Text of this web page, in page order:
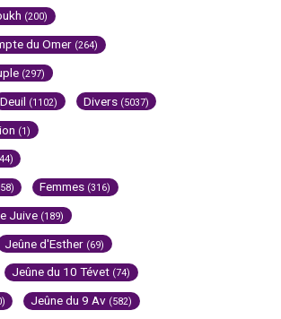
(200)
du Omer (264)
(297)
Deuil (1102) Divers (5037)
(1)
Femmes (316)
Juive (189)
Jeûne d'Esther (69)
Jeûne du 10 Tévet (74)
Jeûne du 9 Av (582)